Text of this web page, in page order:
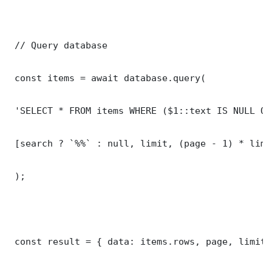
// Query database
const items = await database.query(
'SELECT * FROM items WHERE ($1::text IS NULL
[search ? `%%` : null, limit, (page - 1) *
);
const result = { data: items.rows, page,